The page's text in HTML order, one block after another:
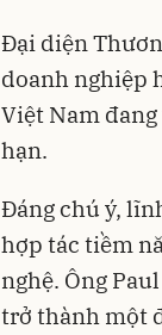
Đại diện
doanh nghiệp
Việt Nam
hạn.
Đáng chú ý,
hợp tác tiềm
nghệ. Ông
trở thành một